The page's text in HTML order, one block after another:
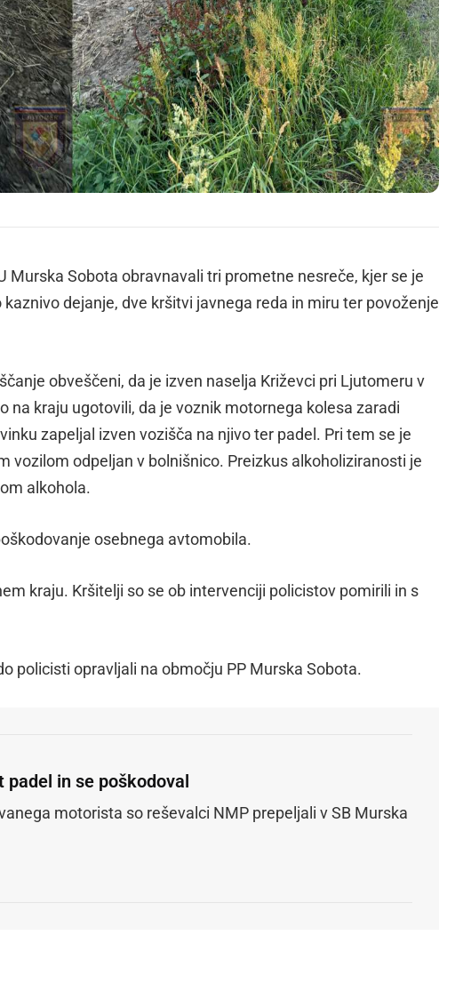
Murska Sobota obravnavali tri prometne nesreče, kjer se je
kaznivo dejanje, dve kršitvi javnega reda in miru ter povoženje
obveščeni, da je izven naselja Križevci pri Ljutomeru v
na kraju ugotovili, da je voznik motornega kolesa zaradi
zapeljal izven vozišča na njivo ter padel. Pri tem se je
vozilom odpeljan v bolnišnico. Preizkus alkoholiziranosti je
alkohola.
osebnega avtomobila.
kraju. Kršitelji so se ob intervenciji policistov pomirili in s
policisti opravljali na območju PP Murska Sobota.
padel in se poškodoval
motorista so reševalci NMP prepeljali v SB Murska